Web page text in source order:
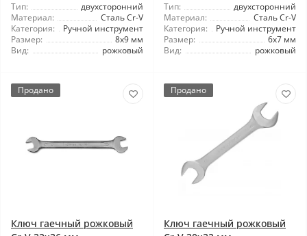
Тип:
двухсторонний
Материал:
Сталь Cr-V
Категория:
Ручной инструмент
Размер:
8x9 мм
Вид:
рожковый
Тип:
двухсторонний
Материал:
Сталь Cr-V
Категория:
Ручной инструмент
Размер:
6x7 мм
Вид:
рожковый
Продано
Ключ гаечный рожковый
Продано
Ключ гаечный рожковый